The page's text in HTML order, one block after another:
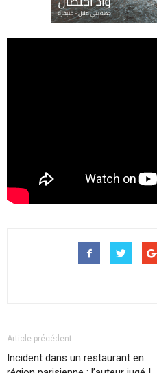
Article précédent
Incident dans un restaurant en